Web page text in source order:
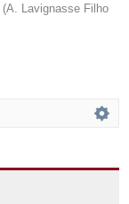
(A. Lavignasse Filho